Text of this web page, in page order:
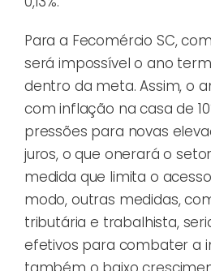
Para a Fecomércio SC,
será impossível o ano
dentro da meta. Assim, o
com inflação na casa de
pressões para novas
juros, o que onerará o
medida que limita o
modo, outras medidas,
tributária e trabalhista,
efetivos para combater a